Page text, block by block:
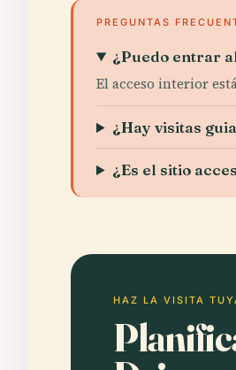
PREGUNTAS
¿Puedo entrar
El acceso interior
¿Hay visitas
¿Es el sitio
HAZ LA VISITA